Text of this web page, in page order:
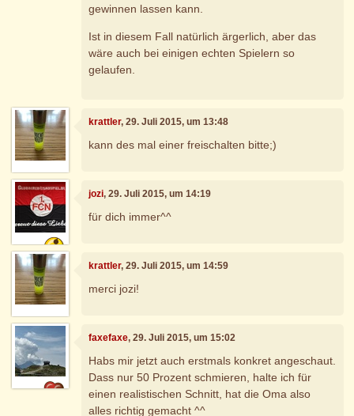
gewinnen lassen kann.
Ist in diesem Fall natürlich ärgerlich, aber das
wäre auch bei einigen echten Spielern so
gelaufen.
krattler, 29. Juli 2015, um 13:48
kann des mal einer freischalten bitte;)
jozi, 29. Juli 2015, um 14:19
für dich immer^^
krattler, 29. Juli 2015, um 14:59
merci jozi!
faxefaxe, 29. Juli 2015, um 15:02
Habs mir jetzt auch erstmals konkret angeschaut.
Dass nur 50 Prozent schmieren, halte ich für
einen realistischen Schnitt, hat die Oma also
alles richtig gemacht ^^